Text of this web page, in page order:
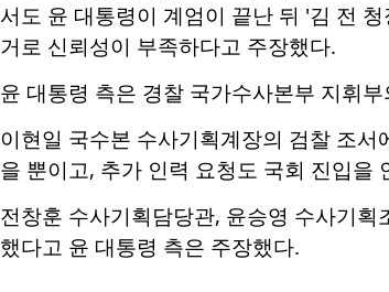
서도 윤 대통령이 계엄이 끝난 뒤 '김 전
거로 신뢰성이 부족하다고 주장했다.
윤 대통령 측은 경찰 국가수사본부 지휘
이현일 국수본 수사기획계장의 검찰 조
을 뿐이고, 추가 인력 요청도 국회 진입을
전창훈 수사기획담당관, 윤승영 수사기
했다고 윤 대통령 측은 주장했다.